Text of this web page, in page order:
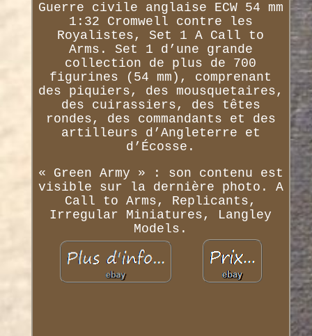
Guerre civile anglaise ECW 54 mm
1:32 Cromwell contre les
Royalistes, Set 1 A Call to
Arms. Set 1 d’une grande
collection de plus de 700
figurines (54 mm), comprenant
des piquiers, des mousquetaires,
des cuirassiers, des têtes
rondes, des commandants et des
artilleurs d’Angleterre et
d’Écosse.
« Green Army » : son contenu est
visible sur la dernière photo. A
Call to Arms, Replicants,
Irregular Miniatures, Langley
Models.